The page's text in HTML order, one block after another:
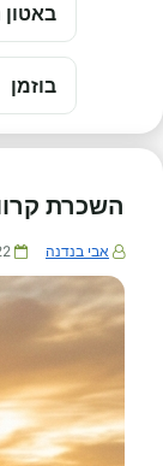
באטון
בוזמן
השכרת
אבי בנדנה 22